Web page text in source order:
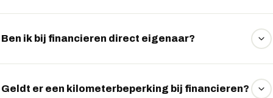
Ben ik bij financieren direct eigenaar?
aankoop eigenaar van het elektrische voertuig.
Geldt er een kilometerbeperking bij financieren?